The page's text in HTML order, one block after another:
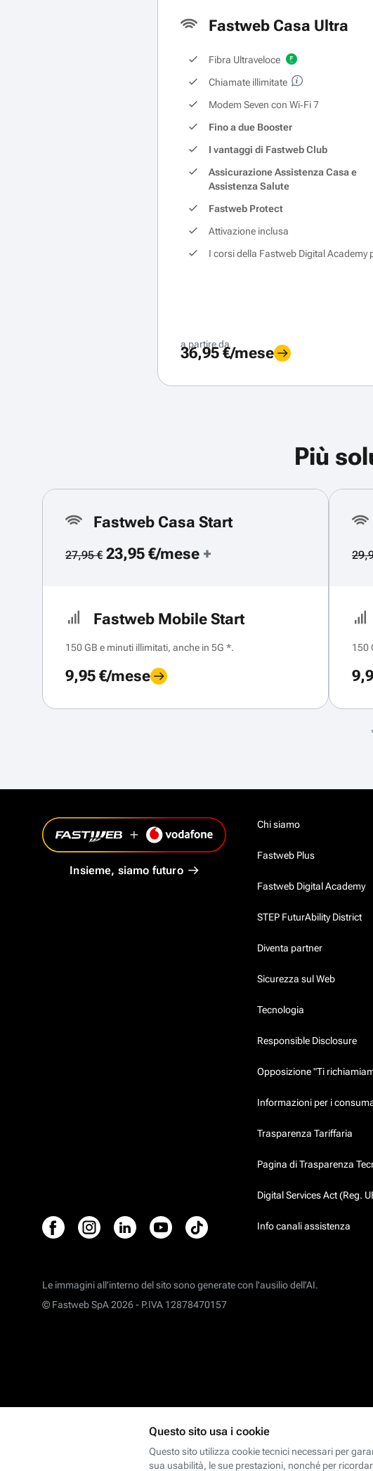
Fastweb Casa Ultra
Fibra Ultraveloce
Chiamate illimitate
Modem Seven con Wi‑Fi 7
Fino a due Booster
I vantaggi di Fastweb Club
Assicurazione Assistenza Casa e
Assistenza Salute
Fastweb Protect
Attivazione inclusa
I corsi della Fastweb Digital Academy
a partire da
36,95 €/mese
Più
Fastweb Casa Start
27,95 €23,95 €/mese +
Fastweb Mobile Start
150 GB e minuti illimitati, anche in 5G *.
9,95 €/mese
150
Insieme, siamo futuro
Chi siamo
Fastweb Plus
Fastweb Digital Academy
STEP FuturAbility District
Diventa partner
Sicurezza sul Web
Tecnologia
Responsible Disclosure
Opposizione "Ti
Informazioni per i
Trasparenza Tariffaria
Pagina di Trasparenza
Digital Services Act (Reg.
Info canali assistenza
Le immagini all’interno del sito sono generate con l'ausilio dell'AI.
© Fastweb SpA 2026 - P.IVA 12878470157